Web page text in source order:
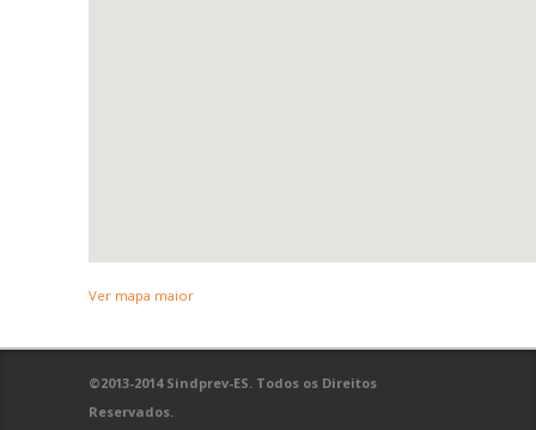
Ver mapa maior
©2013-2014 Sindprev-ES. Todos os Direitos
Reservados.